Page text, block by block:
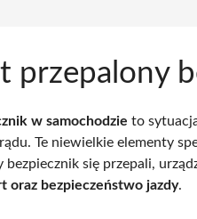
przepalony
w samochodzie to
Te niewielkie elementy
bezpiecznik się przepali,
oraz bezpieczeństwo jazdy.